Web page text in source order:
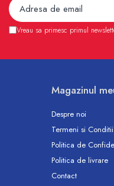
Accesorii
Vase WC
Rezervoare incastrate
clapete
Clapete rezervoare si
Ventiloconvectoare
Ventiloconvectoare
Termostate Accesorii
Aere conditionate
Vreau sa primesc primul
Magazinul
Despre noi
Termeni si Conditii
Politica de
Politica de livrare
Contact